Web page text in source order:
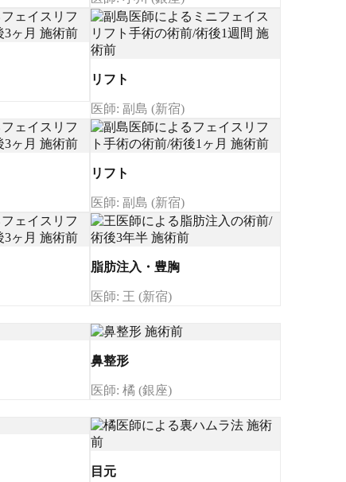
リフト
医師: 副島 (新宿)
リフト
医師: 副島 (新宿)
脂肪注入・豊胸
医師: 王 (新宿)
鼻整形
医師: 橘 (銀座)
目元